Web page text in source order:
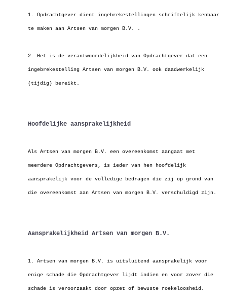
1. Opdrachtgever dient ingebrekestellingen schriftelijk kenbaar
te maken aan Artsen van morgen B.V. .
2. Het is de verantwoordelijkheid van Opdrachtgever dat een
ingebrekestelling Artsen van morgen B.V. ook daadwerkelijk
(tijdig) bereikt.
Hoofdelijke aansprakelijkheid
Als Artsen van morgen B.V. een overeenkomst aangaat met
meerdere Opdrachtgevers, is ieder van hen hoofdelijk
aansprakelijk voor de volledige bedragen die zij op grond van
die overeenkomst aan Artsen van morgen B.V. verschuldigd zijn.
Aansprakelijkheid Artsen van morgen B.V.
1. Artsen van morgen B.V. is uitsluitend aansprakelijk voor
enige schade die Opdrachtgever lijdt indien en voor zover die
schade is veroorzaakt door opzet of bewuste roekeloosheid.